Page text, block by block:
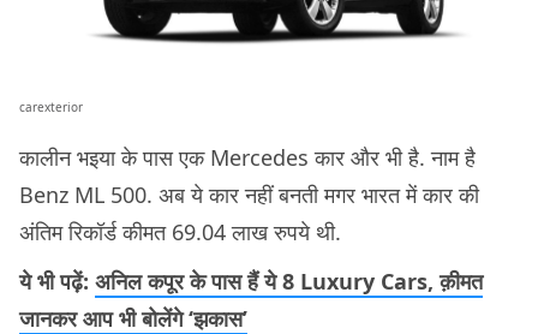
carexterior
कालीन भइया के पास एक Mercedes कार और भी है. नाम है
Benz ML 500. अब ये कार नहीं बनती मगर भारत में कार की
अंतिम रिकॉर्ड कीमत 69.04 लाख रुपये थी.
ये भी पढ़ें: अनिल कपूर के पास हैं ये 8 Luxury Cars, क़ीमत
जानकर आप भी बोलेंगे ‘झकास’